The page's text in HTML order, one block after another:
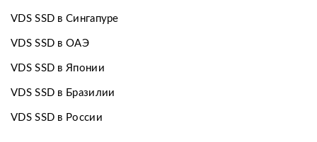
VDS SSD в Сингапуре
VDS SSD в ОАЭ
VDS SSD в Японии
VDS SSD в Бразилии
VDS SSD в России